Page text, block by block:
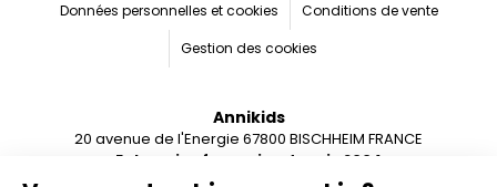
Données personnelles et cookies
Conditions de vente
Gestion des cookies
Annikids
20 avenue de l'Energie 67800 BISCHHEIM FRANCE
Entreprise française depuis 2004